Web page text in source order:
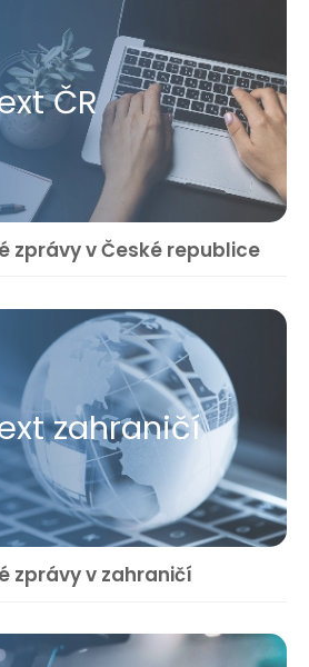
ČR
zprávy v České republice
zahraničí
zprávy v zahraničí